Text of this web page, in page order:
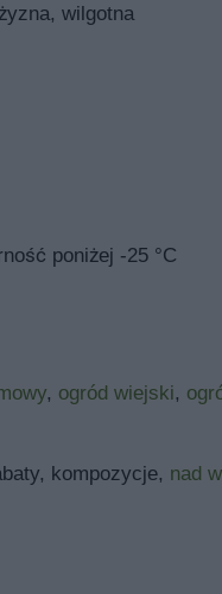
wilgotna
poniżej -25 °C
, ogród wiejski,
kompozycje, nad